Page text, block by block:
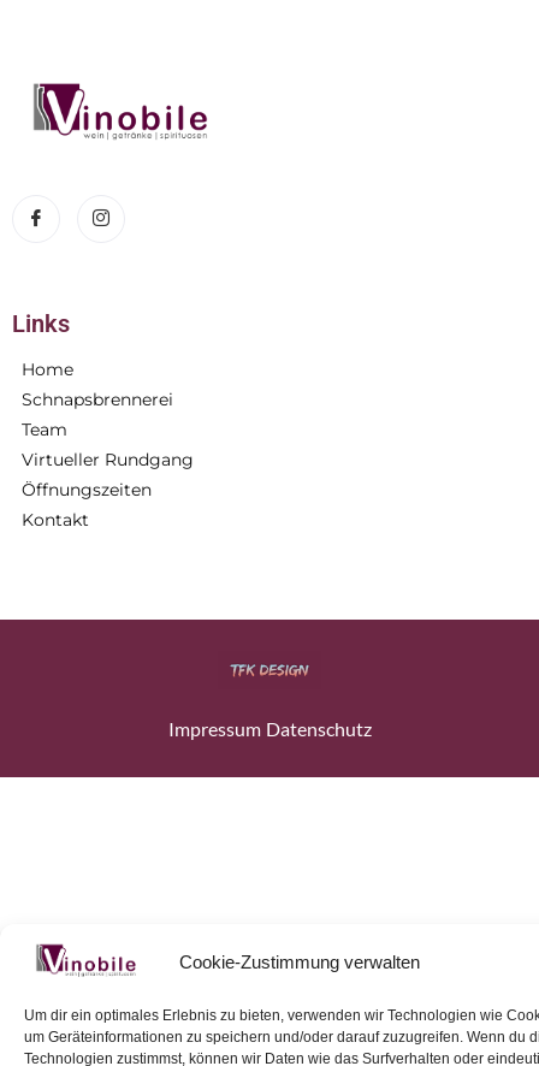
Cookie-Zustimmung verwalten
Um dir ein optimales Erlebnis zu bieten, verwenden wir Technologien wie
um Geräteinformationen zu speichern und/oder darauf zuzugreifen. Wenn du
Technologien zustimmst, können wir Daten wie das Surfverhalten oder
Links
Home
Schnapsbrennerei
Team
Virtueller Rundgang
Öffnungszeiten
Kontakt
Impressum Datenschutz